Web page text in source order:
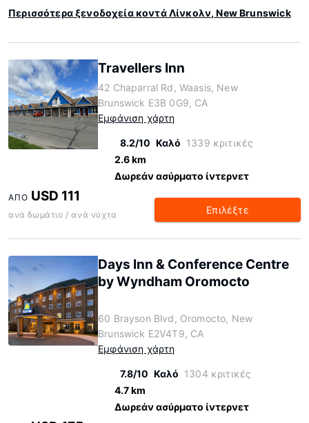
Περισσότερα ξενοδοχεία κοντά Λίνκολν, New Brunswick
Travellers Inn
42 Chaparral Rd, Waasis, New
Brunswick E3B 0G9, CA
Εμφάνιση χάρτη
8.2/10 Καλό 1339 κριτικές
2.6 km
Δωρεάν ασύρματο ίντερνετ
ΑΠΌ USD 111
ανά δωμάτιο / ανά νύχτα Επιλέξτε
Days Inn & Conference Centre
by Wyndham Oromocto
60 Brayson Blvd, Oromocto, New
Brunswick E2V4T9, CA
Εμφάνιση χάρτη
7.8/10 Καλό 1304 κριτικές
4.7 km
Δωρεάν ασύρματο ίντερνετ